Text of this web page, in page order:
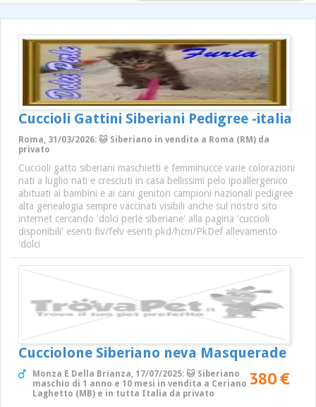
Cuccioli Gattini Siberiani Pedigree -italia
Roma, 31/03/2026: 🐱 Siberiano in vendita a Roma (RM) da
privato
Cuccioli gatto siberiani maschietti e femminucce varie colorazioni
nati a luglio nati e cresciuti in casa bellissimi pelo ipoallergenico
abituati ai bambini e ai cani genitori campioni nazionali pedigree
alta genealogia sempre vaccinati visibili anche sul nostro sito
internet cercando 'dolci perle siberiane' alla pagina 'cuccioli
disponibili' esenti fiv/felv esenti pkd/hcm/PkDef allevamento
'dolci
Cucciolone Siberiano neva Masquerade
380 €
Monza E Della Brianza, 17/07/2025: 🐱 Siberiano
maschio di 1 anno e 10 mesi in vendita a Ceriano
Laghetto (MB) e in tutta Italia da privato